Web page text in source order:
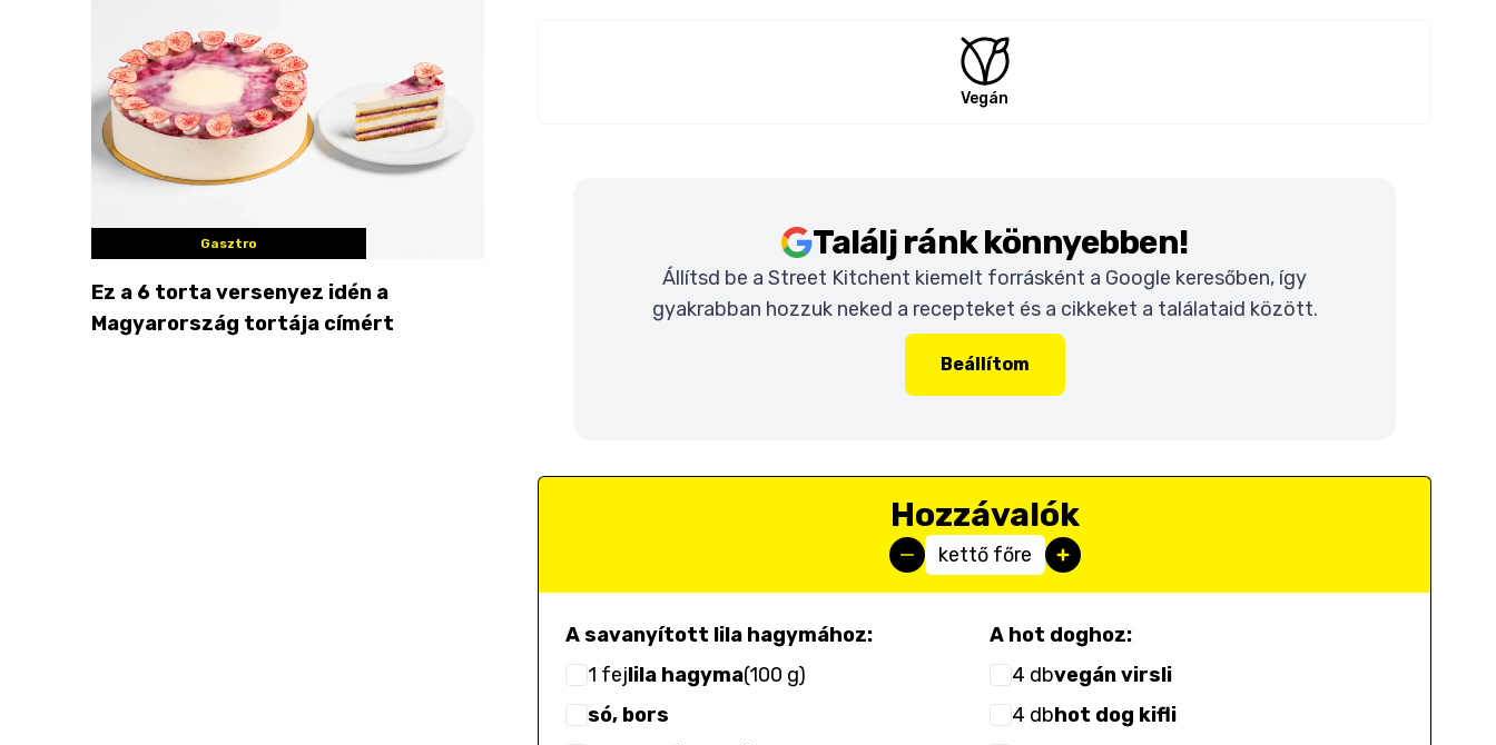
Gasztro
Ez a 6 torta versenyez idén a
Magyarország tortája címért
Vegán
Találj ránk könnyebben!
Állítsd be a Street Kitchent kiemelt forrásként a Google keresőben, így
gyakrabban hozzuk neked a recepteket és a cikkeket a találataid között.
Beállítom
Hozzávalók
kettő főre
A savanyított lila hagymához:
1 fejlila hagyma(100 g)
só, bors
A hot doghoz:
4 dbvegán virsli
4 dbhot dog kifli